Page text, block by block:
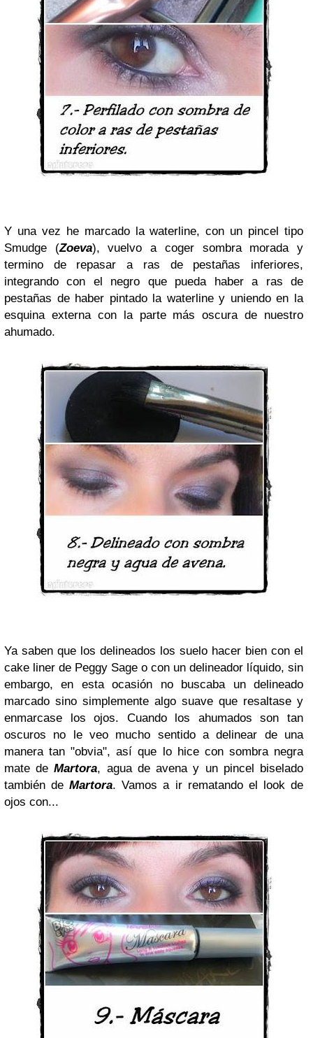
Y una vez he marcado la waterline, con un pincel tipo
Smudge (Zoeva), vuelvo a coger sombra morada y
termino de repasar a ras de pestañas inferiores,
integrando con el negro que pueda haber a ras de
pestañas de haber pintado la waterline y uniendo en la
esquina externa con la parte más oscura de nuestro
ahumado.
Ya saben que los delineados los suelo hacer bien con el
cake liner de Peggy Sage o con un delineador líquido, sin
embargo, en esta ocasión no buscaba un delineado
marcado sino simplemente algo suave que resaltase y
enmarcase los ojos. Cuando los ahumados son tan
oscuros no le veo mucho sentido a delinear de una
manera tan "obvia", así que lo hice con sombra negra
mate deMartora, agua de avena y un pincel biselado
también deMartora. Vamos a ir rematando el look de
ojos con...